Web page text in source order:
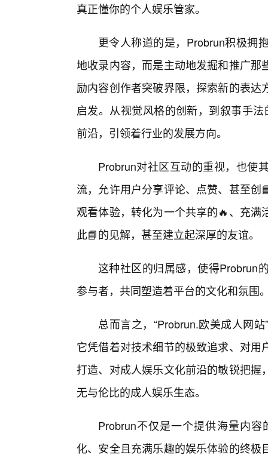
真正懂你的个人娱乐管家。
更令人称道的是，Probrun积极拥
地收录内容，而是主动地发掘和推广
励内容创作者突破界限，探索新的表
启发。从视觉风格的创新，到叙事手
前沿，引领着行业的发展方向。
Probrun对社区互动的重视，也使
流，允许用户分享评论、点赞、甚至
观看体验，转化为一个共享的🔥、充
此📘的见解，甚至建立起深厚的友谊。
这种社区的归属感，使得Probrun
参与者，共同塑造着平台的文化和氛围
总而言之，“Probrun.欧美成人网
它凭借着对技术细节的极致追求、对
打造、对成人娱乐文化前沿的敏锐把
无与伦比的成人娱乐生态。
Probrun不仅是一个提供海量内
化、安全且充满乐趣的娱乐体验的终